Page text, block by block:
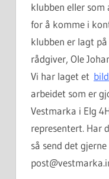
klubben eller som
for å komme i
klubben er lagt
rådgiver, Ole
Vi har laget et
arbeidet som er
Vestmarka i Elg
representert. Har
så send det